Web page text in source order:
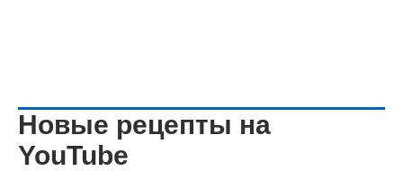
Новые рецепты на
YouTube